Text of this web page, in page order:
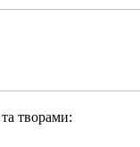
та творами: